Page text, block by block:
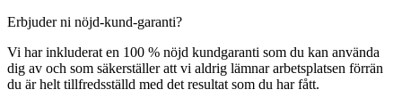
Erbjuder ni nöjd-kund-garanti?
Vi har inkluderat en 100 % nöjd kundgaranti som du kan använda
dig av och som säkerställer att vi aldrig lämnar arbetsplatsen förrän
du är helt tillfredsställd med det resultat som du har fått.